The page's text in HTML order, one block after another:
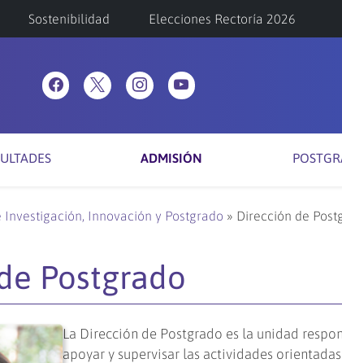
Sostenibilidad Elecciones Rectoría 2026
ADMISIÓN
Innovación y Postgrado » Dirección de
Postgrado
La Dirección de Postgrado es la unidad
apoyar y supervisar las actividades